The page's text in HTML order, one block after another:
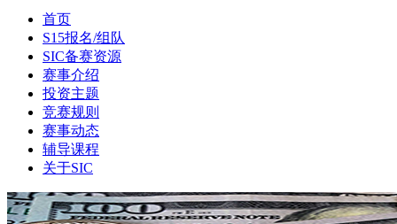
首页
S15报名/组队
SIC备赛资源
赛事介绍
投资主题
竞赛规则
赛事动态
辅导课程
关于SIC